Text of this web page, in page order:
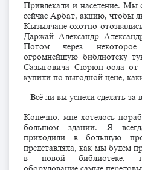
Привлекали и население. Мы
сейчас Арбат, акцию, чтобы
Кызылчане охотно
Даржай Александр
Потом через
огромнейшую библиотеку
Сазыговича Сюрюн-оола от
купили по выгодной цене,
– Всё ли вы успели сделать за
Конечно, мне хотелось
большом здании. Я
приходили в большую
представляла, как мы будем
в новой библиотеке,